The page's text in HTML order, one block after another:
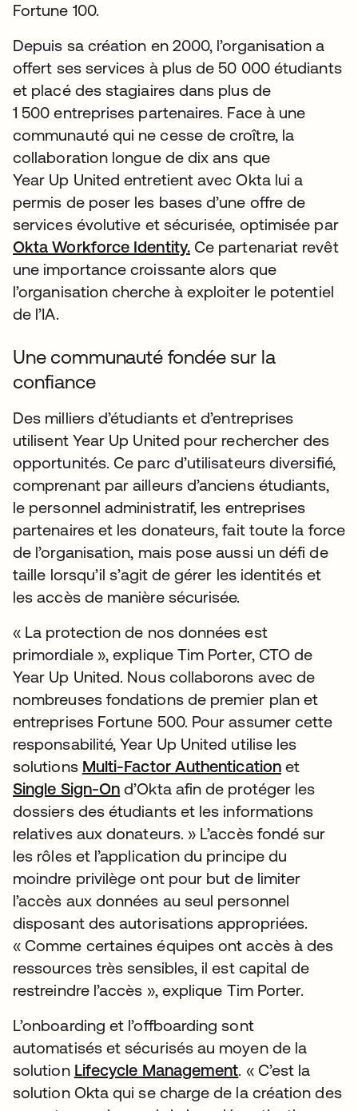
Fortune 100.
Depuis sa création en 2000, l’organisation a
offert ses services à plus de 50 000 étudiants
et placé des stagiaires dans plus de
1 500 entreprises partenaires. Face à une
communauté qui ne cesse de croître, la
collaboration longue de dix ans que
Year Up United entretient avec Okta lui a
permis de poser les bases d’une offre de
services évolutive et sécurisée, optimisée par
Okta Workforce Identity.Ce partenariat revêt
une importance croissante alors que
l’organisation cherche à exploiter le potentiel
de l’IA.
Une communauté fondée sur la
confiance
Des milliers d’étudiants et d’entreprises
utilisent Year Up United pour rechercher des
opportunités. Ce parc d’utilisateurs diversifié,
comprenant par ailleurs d’anciens étudiants,
le personnel administratif, les entreprises
partenaires et les donateurs, fait toute la force
de l’organisation, mais pose aussi un défi de
taille lorsqu’il s’agit de gérer les identités et
les accès de manière sécurisée.
« La protection de nos données est
primordiale », explique Tim Porter, CTO de
Year Up United. Nous collaborons avec de
nombreuses fondations de premier plan et
entreprises Fortune 500. Pour assumer cette
responsabilité, Year Up United utilise les
solutions Multi-Factor Authenticationet
Single Sign-On d’Okta afin de protéger les
dossiers des étudiants et les informations
relatives aux donateurs. » L’accès fondé sur
les rôles et l’application du principe du
moindre privilège ont pour but de limiter
l’accès aux données au seul personnel
disposant des autorisations appropriées.
« Comme certaines équipes ont accès à des
ressources très sensibles, il est capital de
restreindre l’accès », explique Tim Porter.
L’onboarding et l’offboarding sont
automatisés et sécurisés au moyen de la
solution Lifecycle Management. « C’est la
solution Okta qui se charge de la création des